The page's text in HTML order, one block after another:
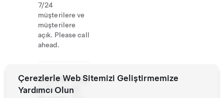
7/24
müşterilere ve
müşterilere
açık. Please call
ahead.
Website
& Phone
+886
89
Çerezlerle Web Sitemizi Geliştirmemize
Yardımcı Olun